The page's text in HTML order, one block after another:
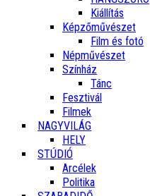
Kiállítás
Képzőművészet
Film és fotó
Népművészet
Színház
Tánc
Fesztivál
Filmek
NAGYVILÁG
HELY
STÚDIÓ
Arcélek
Politika